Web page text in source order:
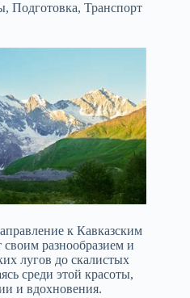
, Подготовка, Транспорт
к Кавказским
разнообразием и
лугов до скалистых
среди этой красоты,
и вдохновения.